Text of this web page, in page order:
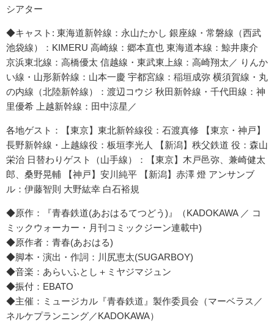
シアター
◆キャスト: 東海道新幹線：永山たかし 銀座線・常磐線（西武
池袋線）：KIMERU 高崎線：郷本直也 東海道本線：鯨井康介
京浜東北線：高橋優太 信越線・東武東上線：高崎翔太／ りんか
い線・山形新幹線：山本一慶 宇都宮線：稲垣成弥 横須賀線・丸
の内線（北陸新幹線）：渡辺コウジ 秋田新幹線・千代田線：神
里優希 上越新幹線：田中涼星／
各地ゲスト：【東京】東北新幹線役：石渡真修 【東京・神戸】
長野新幹線・上越線役：板垣李光人 【新潟】秩父鉄道 役：森山
栄治 日替わりゲスト（山手線）：【東京】木戸邑弥、兼崎健太
郎、桑野晃輔 【神戸】安川純平 【新潟】赤澤 燈 アンサンブ
ル：伊藤智則 大野紘幸 白石裕規
◆原作：『青春鉄道(あおはるてつどう)』（KADOKAWA ／ コ
ミックウォーカー・月刊コミックジーン連載中)
◆原作者：青春(あおはる)
◆脚本・演出・作詞：川尻恵太(SUGARBOY)
◆音楽：あらいふとし＋ミヤジマジュン
◆振付：EBATO
◆主催：ミュージカル『青春鉄道』製作委員会（マーベラス／
ネルケプランニング／KADOKAWA）